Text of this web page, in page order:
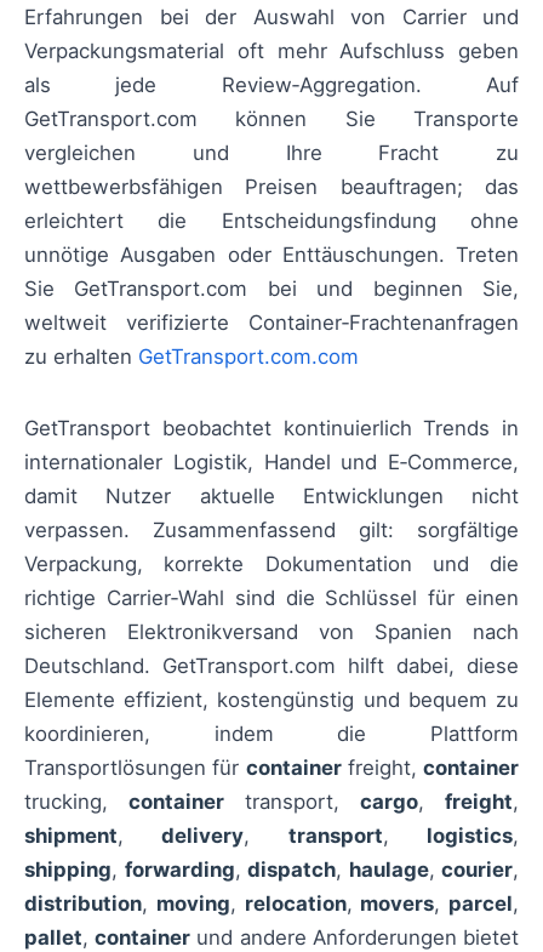
Erfahrungen bei der Auswahl von Carrier und
Verpackungsmaterial oft mehr Aufschluss geben
als jede Review‑Aggregation. Auf
GetTransport.com können Sie Transporte
vergleichen und Ihre Fracht zu
wettbewerbsfähigen Preisen beauftragen; das
erleichtert die Entscheidungsfindung ohne
unnötige Ausgaben oder Enttäuschungen. Treten
Sie GetTransport.com bei und beginnen Sie,
weltweit verifizierte Container‑Frachtenanfragen
zu erhalten GetTransport.com.com
GetTransport beobachtet kontinuierlich Trends in
internationaler Logistik, Handel und E‑Commerce,
damit Nutzer aktuelle Entwicklungen nicht
verpassen. Zusammenfassend gilt: sorgfältige
Verpackung, korrekte Dokumentation und die
richtige Carrier‑Wahl sind die Schlüssel für einen
sicheren Elektronikversand von Spanien nach
Deutschland. GetTransport.com hilft dabei, diese
Elemente effizient, kostengünstig und bequem zu
koordinieren, indem die Plattform
Transportlösungen für containerfreight, container
trucking, container transport, cargo, freight,
shipment,delivery, transport, logistics,
shipping, forwarding, dispatch, haulage, courier,
distribution, moving, relocation, movers, parcel,
pallet,container und andere Anforderungen bietet